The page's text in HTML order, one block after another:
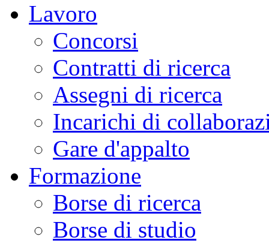
Lavoro
Concorsi
Contratti di ricerca
Assegni di ricerca
Incarichi di
Gare d'appalto
Formazione
Borse di ricerca
Borse di studio